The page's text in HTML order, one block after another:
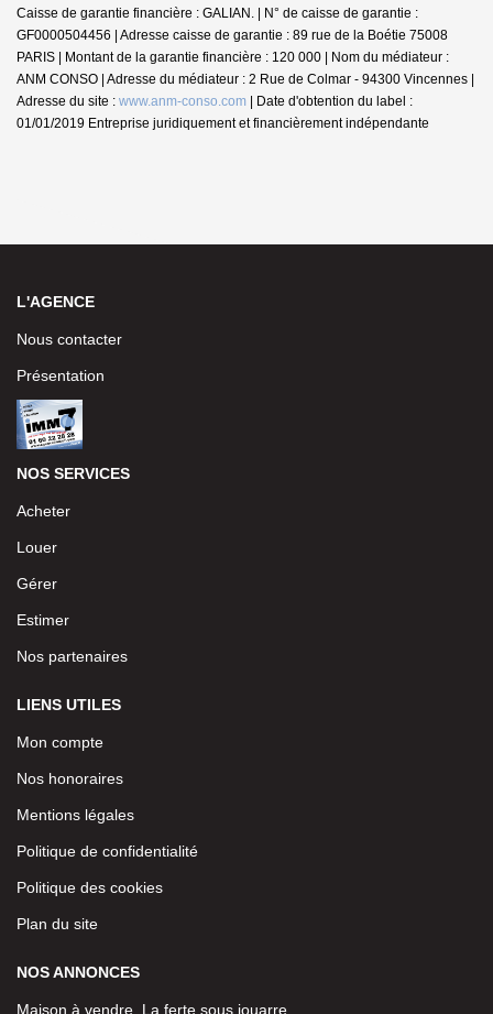
Caisse de garantie financière : GALIAN. | N° de caisse de garantie :
GF0000504456 | Adresse caisse de garantie : 89 rue de la Boétie 75008
PARIS | Montant de la garantie financière : 120 000 | Nom du médiateur :
ANM CONSO | Adresse du médiateur : 2 Rue de Colmar - 94300 Vincennes |
Adresse du site : www.anm-conso.com | Date d'obtention du label :
01/01/2019 Entreprise juridiquement et financièrement indépendante
L'AGENCE
Nous contacter
Présentation
NOS SERVICES
Acheter
Louer
Gérer
Estimer
Nos partenaires
LIENS UTILES
Mon compte
Nos honoraires
Mentions légales
Politique de confidentialité
Politique des cookies
Plan du site
NOS ANNONCES
Maison à vendre, La ferte sous jouarre